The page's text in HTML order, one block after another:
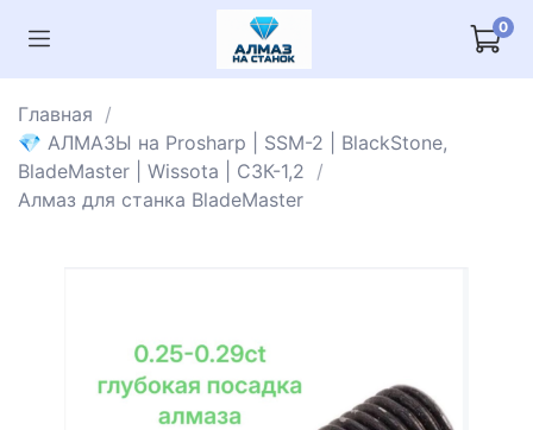
0
Главная
💎 АЛМАЗЫ на Prosharp | SSM-2 | BlackStone,
BladeMaster | Wissota | СЗК-1,2
Алмаз для станка BladeMaster